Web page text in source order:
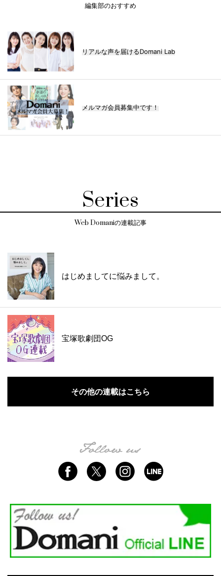
編集部のおすすめ
リアルな声を届けるDomani Lab
メルマガ会員募集中です！
Series
Web Domaniの連載記事
はじめましてに悩みまして。
宝塚歌劇団OG
その他の連載はこちら